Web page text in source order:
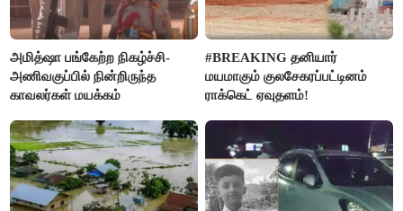
அமித்ஷா பங்கேற்ற நிகழ்ச்சி-
அணிவகுப்பில் நின்றிருந்த
காவலர்கள் மயக்கம்
#BREAKING தனியார்
மயமாகும் குலசேகரப்பட்டினம்
ராக்கெட் ஏவுதளம்!